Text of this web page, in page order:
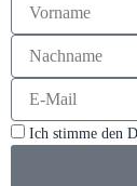
Ich stimme den